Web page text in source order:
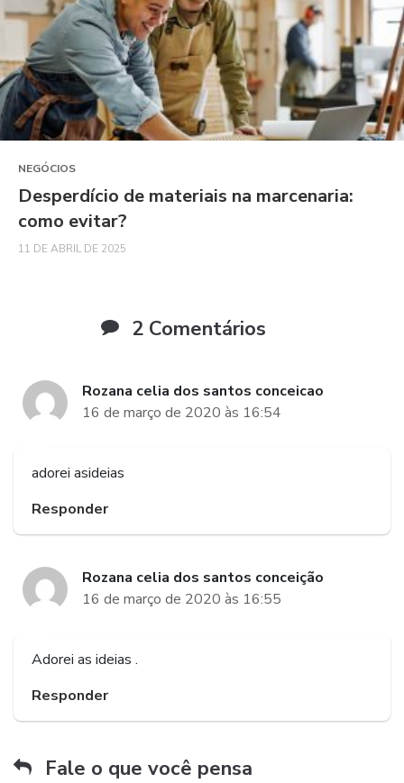
NEGÓCIOS
Desperdício de materiais na marcenaria:
como evitar?
11 DE ABRIL DE 2025
2 Comentários
Rozana celia dos santos conceicao
16 de março de 2020 às 16:54
adorei asideias
Responder
Rozana celia dos santos conceição
16 de março de 2020 às 16:55
Adorei as ideias .
Responder
Fale o que você pensa